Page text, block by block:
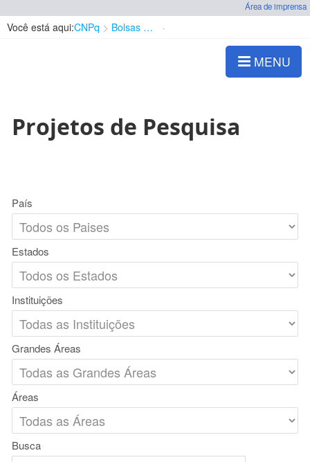
Área de imprensa
Você está aqui:CNPq Bolsas e Auxílios Vigentes
MENU
Projetos de Pesquisa
País
Estados
Instituições
Grandes Áreas
Áreas
Busca